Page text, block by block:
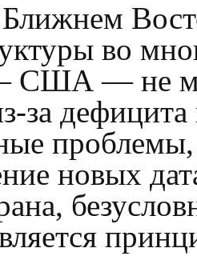
во
— не
за
новых